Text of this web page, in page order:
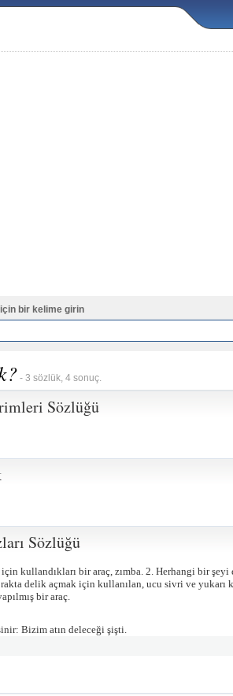
bir kelime girin
- 3 sözlük, 4 sonuç.
Sözlüğü
Sözlüğü
için kullandıkları bir araç, zımba. 2. Herhangi bir
delik açmak için kullanılan, ucu sivri ve yukarı
bir araç.
Bizim atın deleceği şişti.